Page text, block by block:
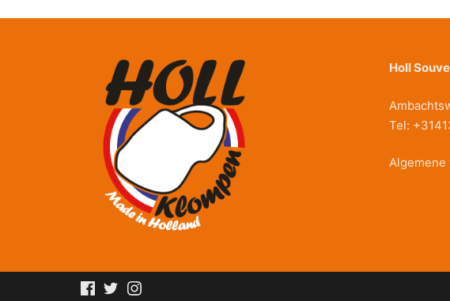
Holl
Tel:
Algemene
Facebook
TwitterInstagram